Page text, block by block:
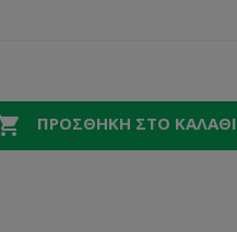
 ΠΡΟΣΘΉΚΗ ΣΤΟ ΚΑΛΆΘΙ